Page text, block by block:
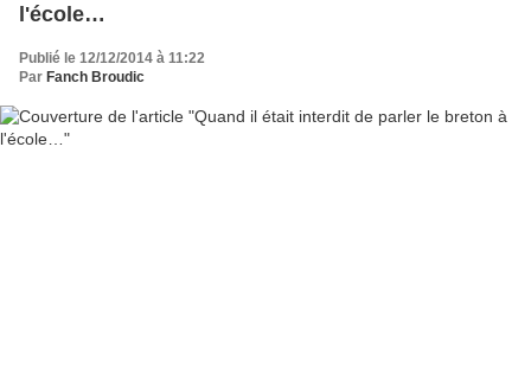
l'école…
Publié le 12/12/2014 à 11:22
Par Fanch Broudic